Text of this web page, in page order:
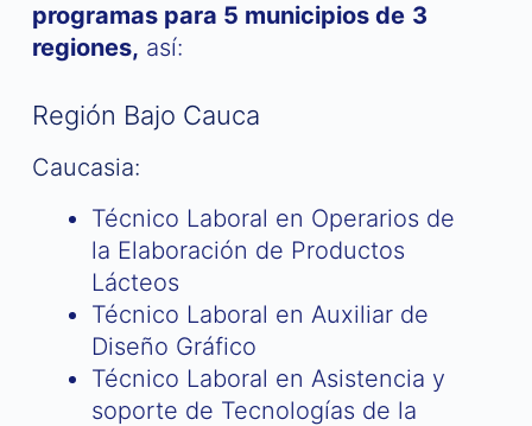
programas para 5 municipios de 3
regiones, así:
Región Bajo Cauca
Caucasia:
Técnico Laboral en Operarios de
la Elaboración de Productos
Lácteos
Técnico Laboral en Auxiliar de
Diseño Gráfico
Técnico Laboral en Asistencia y
soporte de Tecnologías de la